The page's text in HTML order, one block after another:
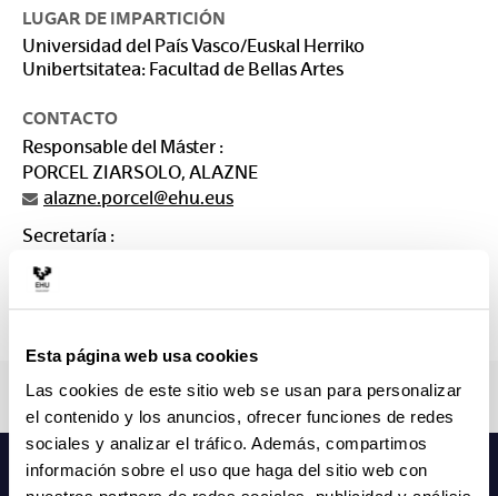
Esta página web usa cookies
Las cookies de este sitio web se usan para personalizar
el contenido y los anuncios, ofrecer funciones de redes
sociales y analizar el tráfico. Además, compartimos
información sobre el uso que haga del sitio web con
LUGAR DE IMPARTICIÓN
Universidad del País Vasco/Euskal Herriko
Unibertsitatea: Facultad de Bellas Artes
CONTACTO
Responsable del Máster :
PORCEL ZIARSOLO, ALAZNE
alazne.porcel@ehu.eus
Secretaría :
SECRETARÍA DE MASTERES Bellas Artes
arteederrak.masterra@ehu.es
946 01 2983.